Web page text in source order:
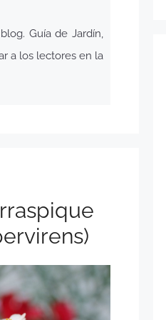
Guía de Jardín,
a los lectores en la